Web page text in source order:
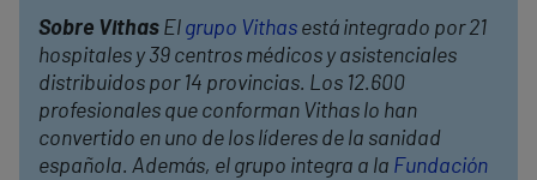
Sobre Vithas El grupo Vithas está integrado por 21
hospitales y 39 centros médicos y asistenciales
distribuidos por 14 provincias. Los 12.600
profesionales que conforman Vithas lo han
convertido en uno de los líderes de la sanidad
española. Además, el grupo integra a la Fundación